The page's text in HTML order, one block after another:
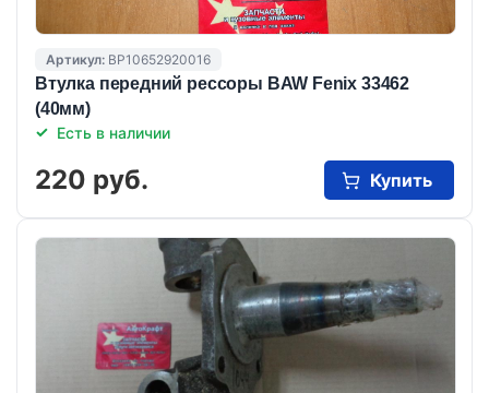
Артикул: BP10652920016
Втулка передний рессоры BAW Fenix 33462
(40мм)
Есть в наличии
220 руб. Купить